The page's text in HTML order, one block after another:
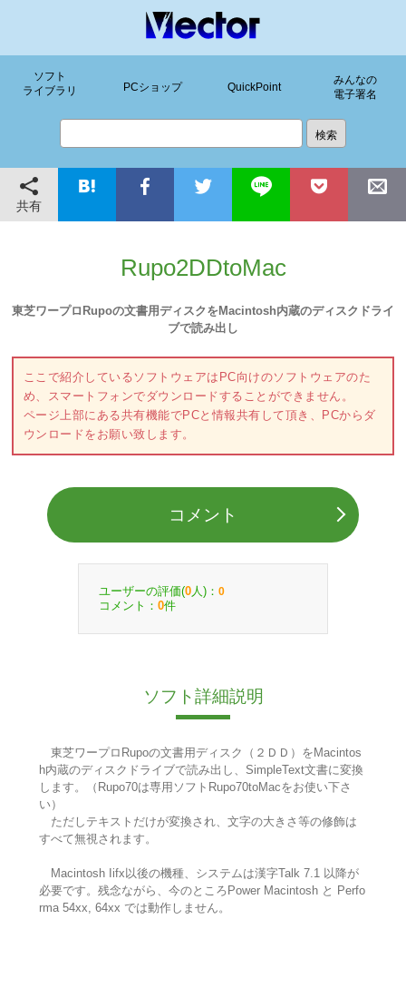
ソフト
ライブラリ
PCショップ QuickPoint
みんなの
電子署名
共有
Rupo2DDtoMac
東芝ワープロRupoの文書用ディスクをMacintosh内蔵のディスクドライ
ブで読み出し
ここで紹介しているソフトウェアはPC向けのソフトウェアのた
め、スマートフォンでダウンロードすることができません。
ページ上部にある共有機能でPCと情報共有して頂き、PCからダ
ウンロードをお願い致します。
コメント
ユーザーの評価(0 人)： 0
コメント： 0件
ソフト詳細説明
東芝ワープロRupoの文書用ディスク（２ＤＤ）をMacintos
h内蔵のディスクドライブで読み出し、SimpleText文書に変換
します。（Rupo70は専用ソフトRupo70toMacをお使い下さ
い）
ただしテキストだけが変換され、文字の大きさ等の修飾は
すべて無視されます。
Macintosh Iifx以後の機種、システムは漢字Talk 7.1 以降が
必要です。残念ながら、今のところPower Macintosh と Perfo
rma 54xx, 64xx では動作しません。